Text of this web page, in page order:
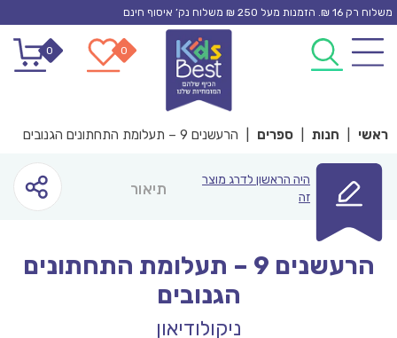
Skip
content
משלוח רק 16 ₪. הזמנות מעל 250 ₪ משלוח נק’ איסוף חינם
0
0
ראשי חנות ספרים הרעשנים 9 – תעלומת התחתונים הגנובים
היה הראשון לדרג מוצר
זה
תיאור
הרעשנים 9 – תעלומת התחתונים
הגנובים
ניקולודיאון